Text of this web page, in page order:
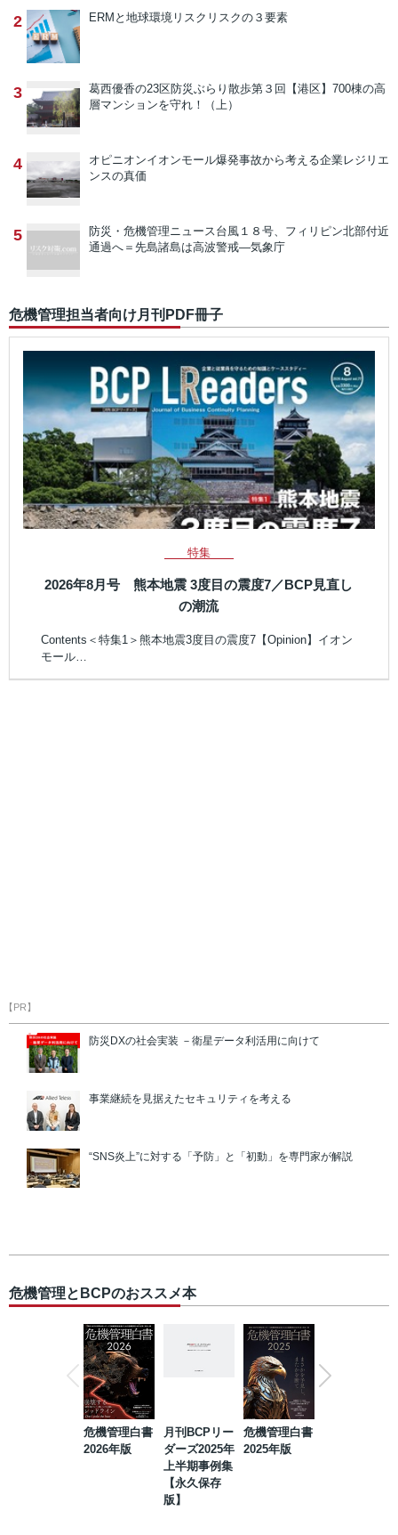
2 ERMと地球環境リスク リスクの３要素
3 葛西優香の23区防災ぶらり散歩第３回【港区】700棟の高
層マンションを守れ！（上）
4 オピニオンイオンモール爆発事故から考える企業レジリエ
ンスの真価
5 防災・危機管理ニュース台風１８号、フィリピン北部付近
通過へ＝先島諸島は高波警戒―気象庁
危機管理担当者向け月刊PDF冊子
特集
2026年8月号 熊本地震 3度目の震度7／BCP見直し
の潮流
Contents＜特集1＞熊本地震3度目の震度7【Opinion】イオン
モール…
【PR】
防災DXの社会実装 －衛星データ利活用に向けて
事業継続を見据えたセキュリティを考える
“SNS炎上”に対する「予防」と「初動」を専門家が解説
危機管理とBCPのおススメ本
危機管理白書
2026年版
月刊BCPリー
ダーズ2025年
上半期事例集
【永久保存
版】
危機管理白書
2025年版